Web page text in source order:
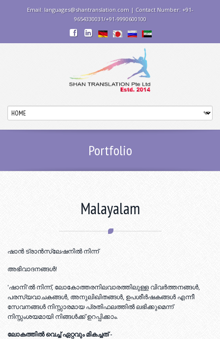
Email: languages@shantranslation.com | Contact Number: +91-
9654330031/+91-9990600100
Portfolio
Malayalam
ഷാൻ ട്രാൻസ്ലേഷനിൽ നിന്ന്
അഭിവാദനങ്ങൾ!
'ഷാനി'ൽ നിന്ന്, ലോകോത്തരനിലവാരത്തിലുള്ള വിവർത്തനങ്ങൾ,
പരസ്യവാചകങ്ങൾ, അനുലിഖിതങ്ങൾ, ഉപശീർഷകങ്ങൾ എന്നീ
സേവനങ്ങൾ നിസ്സാരമായ പ്രതിഫലത്തിൽ ലഭിക്കുമെന്ന്
നിസ്സംശയമായി നിങ്ങൾക്ക് ഉറപ്പിക്കാം.
ലോകത്തിൽ വെച്ച് ഏറ്റവും മികച്ചത് -